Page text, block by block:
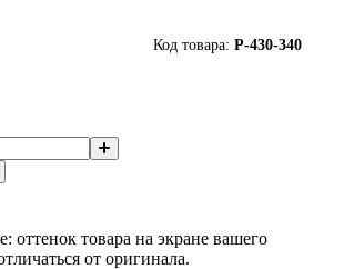
Код товара: P-430-340
оттенок товара на экране вашего
от оригинала.